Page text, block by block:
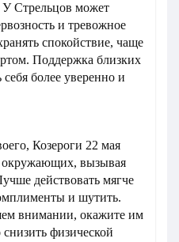
У Стрельцов может
и тревожное
спокойствие, чаще
Поддержка близких
более уверенно и
Козероги 22 мая
окружающих, вызывая
действовать мягче
и шутить.
внимании, окажите им
физической